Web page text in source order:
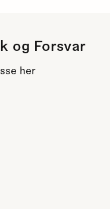
og Forsvar
her